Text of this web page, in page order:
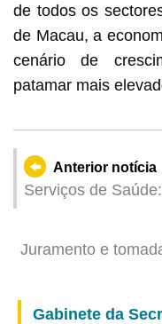
de todos os
de Macau, a
cenário de
patamar mais
Anterior notícia
Serviços de
Juramento e